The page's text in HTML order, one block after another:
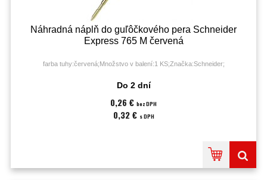
Náhradná náplň do guľôčkového pera Schneider
Express 765 M červená
farba tuhy:červená;Množstvo v balení:1 KS;Značka:Schneider;
Do 2 dní
0,26 € bez DPH
0,32 € s DPH